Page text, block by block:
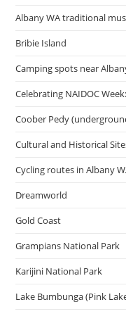
Albany WA traditional
Bribie Island
Camping spots near
Celebrating NAIDOC
Coober Pedy
Cultural and Historical
Cycling routes in Albany
Dreamworld
Gold Coast
Grampians National Park
Karijini National Park
Lake Bumbunga (Pink